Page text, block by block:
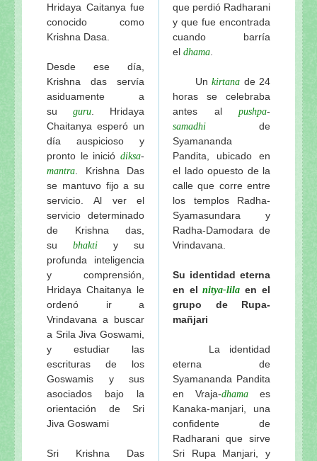
Hridaya Caitanya fue
conocido como
Krishna Dasa.
Desde ese día,
Krishna das servía
asiduamente a
su guru . Hridaya
Chaitanya esperó un
día auspicioso y
pronto le inició diksa-
mantra . Krishna Das
se mantuvo fijo a su
servicio. Al ver el
servicio determinado
de Krishna das,
su bhakti y su
profunda inteligencia
y comprensión,
Hridaya Chaitanya le
ordenó ir a
Vrindavana a buscar
a Srila Jiva Goswami,
y estudiar las
escrituras de los
Goswamis y sus
asociados bajo la
orientación de Sri
Jiva Goswami
Sri Krishna Das
que perdió Radharani
y que fue encontrada
cuando barría
el dhama
Un kirtana de 24
horas se celebraba
antes al pushpa-
samadhi de
Syamananda
Pandita, ubicado en
el lado opuesto de la
calle que corre entre
los templos Radha-
Syamasundara y
Radha-Damodara de
Vrindavana.
Su identidad eterna
en el nitya-lila en el
grupo de Rupa-
mañjari
La identidad
eterna de
Syamananda Pandita
en Vraja-dhama es
Kanaka-manjari, una
confidente de
Radharani que sirve
Sri Rupa Manjari, y